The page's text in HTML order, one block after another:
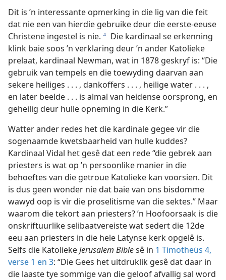
Dit is ’n interessante opmerking in die lig van die feit
dat nie een van hierdie gebruike deur die eerste-eeuse
Christene ingestel is nie. b Die kardinaal se erkenning
klink baie soos ’n verklaring deur ’n ander Katolieke
prelaat, kardinaal Newman, wat in 1878 geskryf is: “Die
gebruik van tempels en die toewyding daarvan aan
sekere heiliges . . . , dankoffers . . . , heilige water . . . ,
en later beelde . . . is almal van heidense oorsprong, en
geheilig deur hulle opneming in die Kerk.”
Watter ander redes het die kardinale gegee vir die
sogenaamde kwetsbaarheid van hulle kuddes?
Kardinaal Vidal het gesê dat een rede “die gebrek aan
priesters is wat op ’n persoonlike manier in die
behoeftes van die getroue Katolieke kan voorsien. Dit
is dus geen wonder nie dat baie van ons bisdomme
wawyd oop is vir die proselitisme van die sektes.” Maar
waarom die tekort aan priesters? ’n Hoofoorsaak is die
onskriftuurlike selibaatvereiste wat sedert die 12de
eeu aan priesters in die hele Latynse kerk opgelê is.
Selfs die KatoliekeJerusalem Biblesê in 1 Timotheüs 4,
verse 1 en 3: “Die Gees het uitdruklik gesê dat daar in
die laaste tye sommige van die geloof afvallig sal word